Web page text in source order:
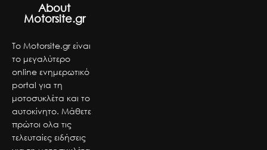
About
Motorsite.gr
Το Motorsite.gr είναι
το μεγαλύτερο
online ενημερωτικό
portal για τη
μοτοσυκλέτα και το
αυτοκίνητο. Μάθετε
πρώτοι ολα τις
τελευταίες ειδήσεις